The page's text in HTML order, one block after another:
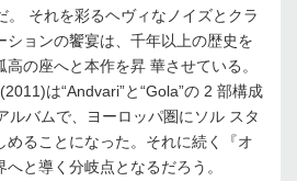
。 それを彩るヘヴィなノイズとクラ
ションの饗宴は、千年以上の歴史を
の座へと本作を昇 華させている。
は“Andvari”と“Gola”の 2 部構成
ルバムで、ヨーロッパ圏にソル スタ
めることになった。それに続く『オ
と導く分岐点となるだろう。